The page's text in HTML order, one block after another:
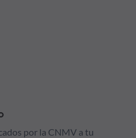
por la CNMV a tu